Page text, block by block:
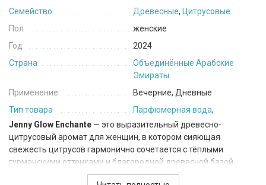
Семейство
Древесные, Цитрусовые
Пол
женские
Год
2024
Страна
Объединённые Арабские
Эмираты
Применение
Вечерние, Дневные
Тип товара
Парфюмерная вода,
Jenny Glow Enchante — это выразительный древесно-
цитрусовый аромат для женщин, в котором сияющая
свежесть цитрусов гармонично сочетается с тёплыми
гурманскими оттенками и благородной древесной базой.
Композиция обладает современным, элегантным характером